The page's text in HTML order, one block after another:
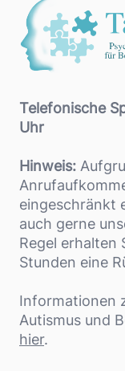
Telefonische
Uhr
Hinweis:
eingeschränkt
auch gerne
Regel erhalten
Stunden eine
Informationen
Autismus und
hier.